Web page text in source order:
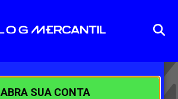
ABRA SUA CONTA